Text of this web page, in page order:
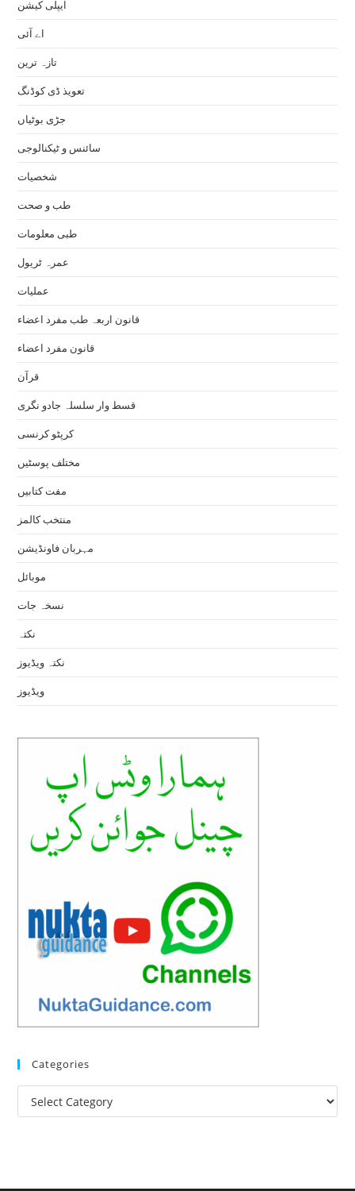
ایپلی کیشن
اے آئی
تازہ ترین
تعویذ ڈی کوڈنگ
جڑی بوٹیاں
سائنس و ٹیکنالوجی
شخصیات
طب و صحت
طبی معلومات
عمرہ ٹریول
عملیات
قانون اربعہ طب مفرد اعضاء
قانون مفرد اعضاء
قرآن
قسط وار سلسلہ جادو نگری
کرپٹو کرنسی
مختلف پوسٹیں
مفت کتابیں
منتخب کالمز
مہربان فاونڈیشن
موبائل
نسخہ جات
نکتہ
نکتہ ویڈیوز
ویڈیوز
Categories
Categories